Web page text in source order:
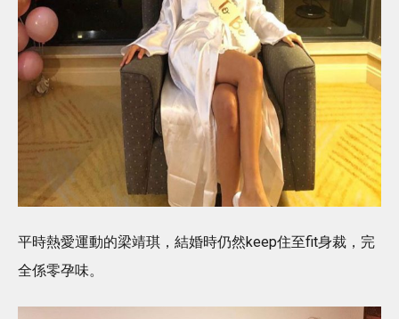
平時熱愛運動的梁靖琪，結婚時仍然keep住至fit身裁，完
全係零孕味。